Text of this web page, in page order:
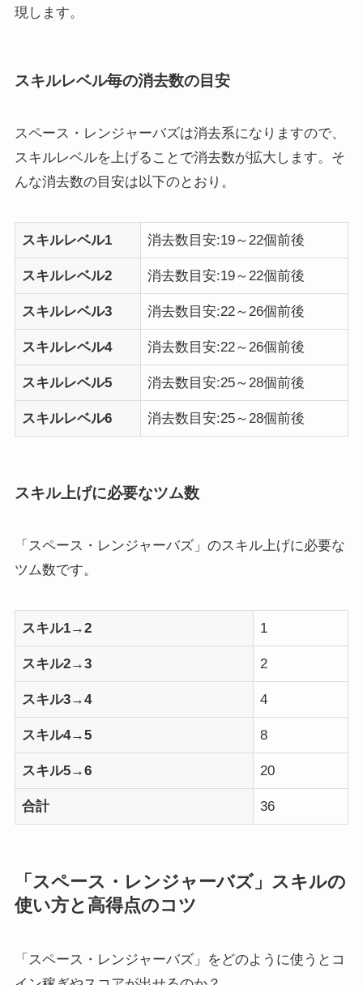
現します。
スキルレベル毎の消去数の目安
スペース・レンジャーバズは消去系になりますので、
スキルレベルを上げることで消去数が拡大します。そ
んな消去数の目安は以下のとおり。
スキルレベル1 消去数目安:19～22個前後
スキルレベル2 消去数目安:19～22個前後
スキルレベル3 消去数目安:22～26個前後
スキルレベル4 消去数目安:22～26個前後
スキルレベル5 消去数目安:25～28個前後
スキルレベル6 消去数目安:25～28個前後
スキル上げに必要なツム数
「スペース・レンジャーバズ」のスキル上げに必要な
ツム数です。
スキル1→2 1
スキル2→3 2
スキル3→4 4
スキル4→5 8
スキル5→6 20
合計 36
「スペース・レンジャーバズ」スキルの
使い方と高得点のコツ
「スペース・レンジャーバズ」をどのように使うとコ